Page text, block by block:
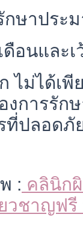
กษาปร
อนและ
ไม่ได้เพี
งการรัก
ที่ปลอดภั
: คลินิก
วชาญฟรี